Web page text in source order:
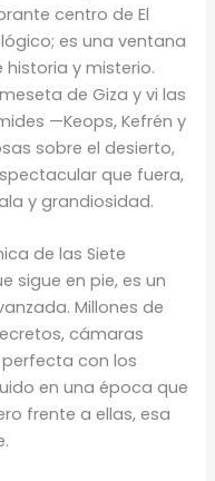
centro de El
es una ventana
y misterio.
de Giza y vi las
—Keops, Kefrén y
sobre el desierto,
que fuera,
y grandiosidad.
de las Siete
sigue en pie, es un
Millones de
cámaras
con los
en una época que
frente a ellas, esa